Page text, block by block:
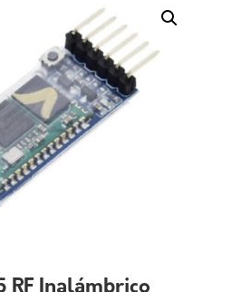
RF Inalámbrico